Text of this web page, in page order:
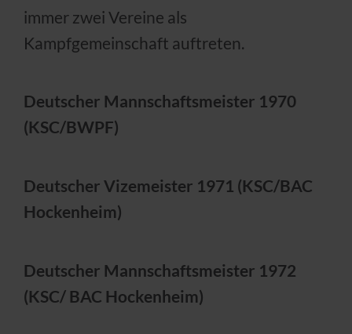
immer zwei Vereine als
Kampfgemeinschaft auftreten.
Deutscher Mannschaftsmeister 1970
(KSC/BWPF)
Deutscher Vizemeister 1971 (KSC/BAC
Hockenheim)
Deutscher Mannschaftsmeister 1972
(KSC/ BAC Hockenheim)